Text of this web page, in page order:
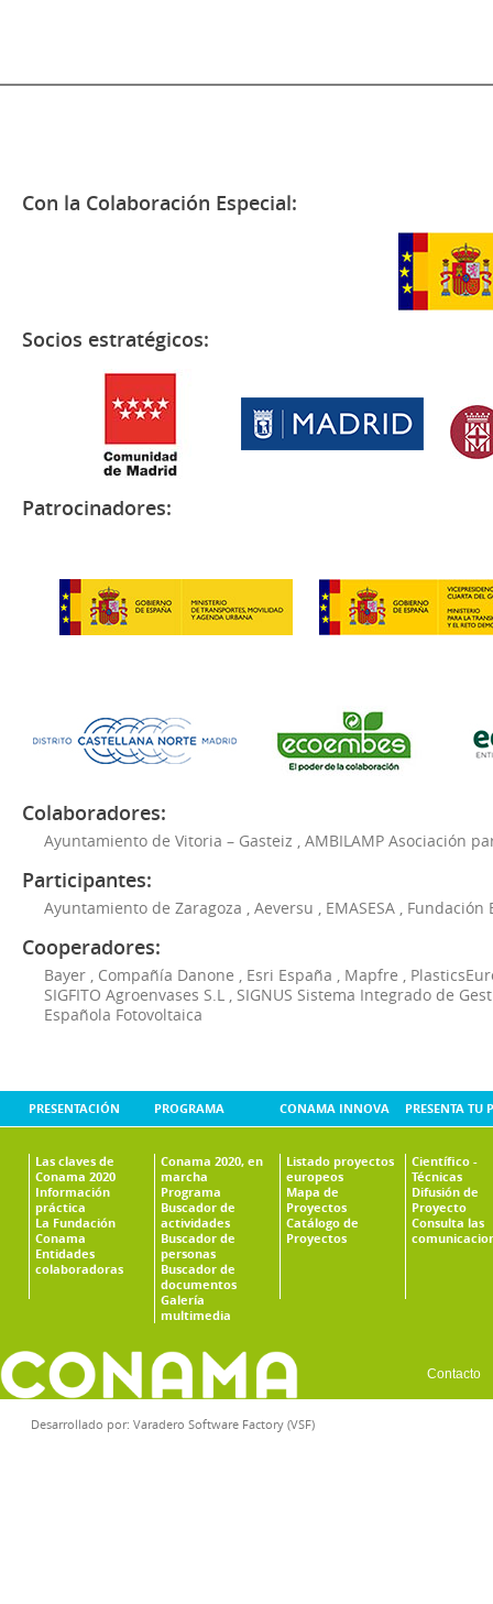
Con la Colaboración Especial:
Socios estratégicos:
Patrocinadores:
Colaboradores:
Ayuntamiento de Vitoria – Gasteiz , AMBILAMP Asociación
Participantes:
Ayuntamiento de Zaragoza , Aeversu , EMASESA , Fundación
Cooperadores:
Bayer , Compañía Danone , Esri España , Mapfre ,
SIGFITO Agroenvases S.L , SIGNUS Sistema Integrado de
Española Fotovoltaica
PRESENTACIÓN
Las claves de
Conama 2020
Información
práctica
La Fundación
Conama
Entidades
colaboradoras
PROGRAMA
Conama 2020, en
marcha
Programa
Buscador de
actividades
Buscador de
personas
Buscador de
documentos
Galería
multimedia
CONAMA INNOVA
Listado proyectos
europeos
Mapa de
Proyectos
Catálogo de
Proyectos
PRESENTA TU
Científico -
Técnicas
Difusión de
Proyecto
Consulta las
Contacto
Desarrollado por: Varadero Software Factory (VSF)